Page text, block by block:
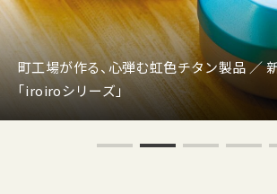
町工場が作る、心弾む虹色チタン製品 ／
「iroiroシリーズ」